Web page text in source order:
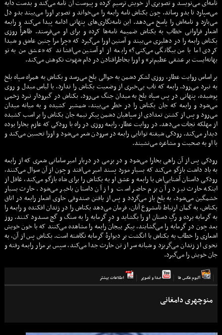
نامه‌ای می‌نویسد و تصویری از خویش ترسیم کرده و پیوست آن نامه می‌کند و بدست دایه
می‌سپارد تا بدو رساند. چون بکتاش نامه رابعه را می‌خواند و تصویر اورا می‌بیند بدو دل
می‌بازد و نامه‌اش را پاسخ می‌دهد. این نامه‌نگاری‌های پنهانی ادامه پیدا می‌کند و رابعه
اشعار فراوانی خطاب به بکتاش ضمیمه نامه‌ها کرده و برای او می‌فرستد. ظاهراً روزی
بکتاش رابعه را در دهلیزی می‌بیند و آستین اورا می‌گیرد که «چرا مرا چنین عاشق و شیدا
کردی اما با من بیگانگی می‌کنی؟» رابعه از او آستین می‌افشاند که «عشق من به تو
بهانه‌ایست بر عشقی عظیم‌تر» و اورا بخاطرافتادن در دام شهوت نکوهش می‌کند.
بر اساس روایت عطار، روزی لشکر دشمن به حوالی بلخ می‌رسد و بکتاش به همراه سپاه بلخ
به نبرد می‌رود. رابعه که تاب بی‌خبری از وضعیت بکتاش را ندارد، با لباس مبدل و روی
پوشیده، پنهانی در پس سپاه بلخ به میدان جنگ می‌رود. بکتاش در گیرودار نبرد زخمی
می‌شود و رابعه که جان بکتاش را در خطر می‌بیند، شمشیر کشیده و به میانه میدان
می‌رود و پس از کشتن تعدادی از سپاهیان دشمن پیکر نیمه جان بکتاش را بر اسب کشیده
از مهلکه نجات می‌دهد. در روایت عطار، رابعه روزی در راه با رودکی که عازم بخارا بوده
دیدار می‌کند. رودکی شیفته توانایی رابعه در سرودن شعر می‌شود و اورا تحسین می‌کند و
با او به صحبت و مشاعره می‌نشیند.
رودکی پس از آن راهی بخارا می‌شود و در بزمی در دربار امیر سامانی شعری که از رابعه
به یاد داشت بازگو می‌کند که بسیار مورد پسند امیر می‌افتد و چون از آن سوال می‌کنند،
رودکی داستان آشنایی‌اش با رابعه و عشق او به بکتاش را برای شاه بازگو می‌کند، غافل از
اینکه حارث نیز در آن بزم حاضر است و از آن داستان باخبر می‌شود. حارث بسیار
خشمگین می‌شود، به بلخ باز می‌گردد و پس از یافتن صندوقی حاوی اشعار رابعه در اتاق
بکتاش، به گمان ارتباط نامشروع آنان، فرمان می‌دهد بکتاش را در زندان افکنده و رابعه را
به گرمابه برده و رگِ دستان او را بگشاید و درِ گرمابه را به سنگ و گچ مسدود کنند. روز
بعد چون در گرمابه را می‌گشایند، پیکر بیجان رابعه را مشاهده می‌کنند که با خون خویش
اشعاری را خطاب به بکتاش با انگشت بر دیوارهٔ گرمابه نگاشته است. بکتاش پس از آن، به
نحوی از زندان می‌گریزد و شبانه سر از تن حارث جدا می‌کند، سپس بر مزار رابعه رفته و
جان خویش را می‌گیرد.
آلبوم عكس ها صدا و تصوير اطلاعات بيشتر
منوچهری دامغانی